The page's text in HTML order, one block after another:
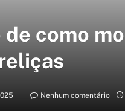
de como
Nenhum comentário